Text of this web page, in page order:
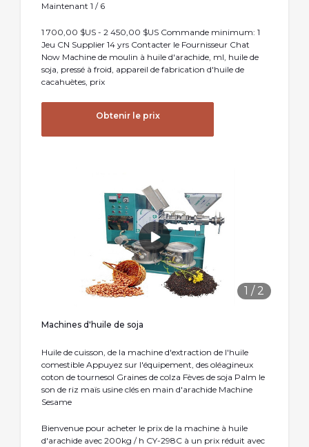
Maintenant 1 / 6
1 700,00 $US - 2 450,00 $US Commande minimum: 1
Jeu CN Supplier 14 yrs Contacter le Fournisseur Chat
Now Machine de moulin à huile d'arachide, ml, huile de
soja, pressé à froid, appareil de fabrication d'huile de
cacahuètes, prix
Obtenir le prix
1 / 2
Machines d'huile de soja
Huile de cuisson, de la machine d'extraction de l'huile
comestible Appuyez sur l'équipement, des oléagineux
coton de tournesol Graines de colza Fèves de soja Palm le
son de riz maïs usine clés en main d'arachide Machine
Sesame
Bienvenue pour acheter le prix de la machine à huile
d'arachide avec 200kg / h CY-298C à un prix réduit avec